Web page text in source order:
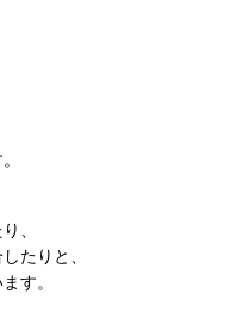
、
たりと、
す。